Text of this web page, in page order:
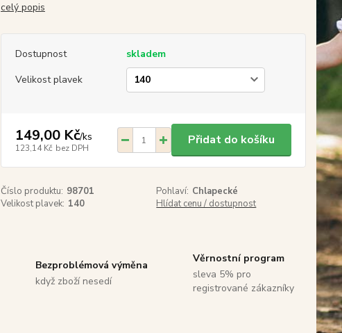
celý popis
Dostupnost
skladem
Velikost plavek
149,00 Kč/ks
123,14 Kč bez DPH
Přidat do košíku
Číslo produktu: 98701 Pohlaví: Chlapecké
Velikost plavek: 140 Hlídat cenu / dostupnost
Bezproblémová výměna
když zboží nesedí
Věrnostní program
sleva 5% pro
registrované zákazníky